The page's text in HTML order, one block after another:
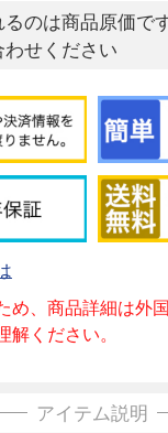
のは商品原価で
せください
め、商品詳細は外
解ください。
アイテム説明